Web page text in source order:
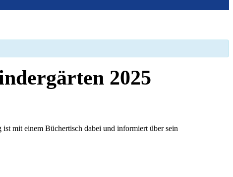
2025
mit einem Büchertisch dabei und informiert über sein